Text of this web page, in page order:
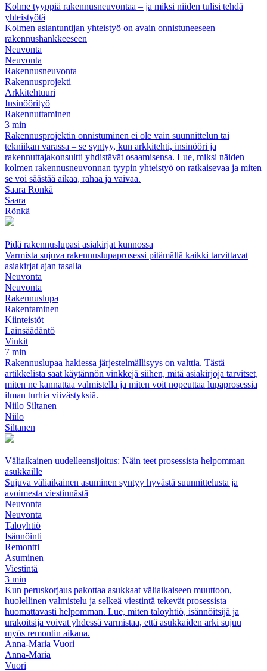
Kolme tyyppiä rakennusneuvontaa – ja miksi niiden tulisi tehdä
yhteistyötä
Kolmen asiantuntijan yhteistyö on avain onnistuneeseen
rakennushankkeeseen
Neuvonta
Neuvonta
Rakennusneuvonta
Rakennusprojekti
Arkkitehtuuri
Insinöörityö
Rakennuttaminen
3 min
Rakennusprojektin onnistuminen ei ole vain suunnittelun tai
tekniikan varassa – se syntyy, kun arkkitehti, insinööri ja
rakennuttajakonsultti yhdistävät osaamisensa. Lue, miksi näiden
kolmen rakennusneuvonnan tyypin yhteistyö on ratkaisevaa ja miten
se voi säästää aikaa, rahaa ja vaivaa.
Saara Rönkä
Saara
Rönkä
Pidä rakennuslupasi asiakirjat kunnossa
Varmista sujuva rakennuslupaprosessi pitämällä kaikki tarvittavat
asiakirjat ajan tasalla
Neuvonta
Neuvonta
Rakennuslupa
Rakentaminen
Kiinteistöt
Lainsäädäntö
Vinkit
7 min
Rakennuslupaa hakiessa järjestelmällisyys on valttia. Tästä
artikkelista saat käytännön vinkkejä siihen, mitä asiakirjoja tarvitset,
miten ne kannattaa valmistella ja miten voit nopeuttaa lupaprosessia
ilman turhia viivästyksiä.
Niilo Siltanen
Niilo
Siltanen
Väliaikainen uudelleensijoitus: Näin teet prosessista helpomman
asukkaille
Sujuva väliaikainen asuminen syntyy hyvästä suunnittelusta ja
avoimesta viestinnästä
Neuvonta
Neuvonta
Taloyhtiö
Isännöinti
Remontti
Asuminen
Viestintä
3 min
Kun peruskorjaus pakottaa asukkaat väliaikaiseen muuttoon,
huolellinen valmistelu ja selkeä viestintä tekevät prosessista
huomattavasti helpomman. Lue, miten taloyhtiö, isännöitsijä ja
urakoitsija voivat yhdessä varmistaa, että asukkaiden arki sujuu
myös remontin aikana.
Anna-Maria Vuori
Anna-Maria
Vuori